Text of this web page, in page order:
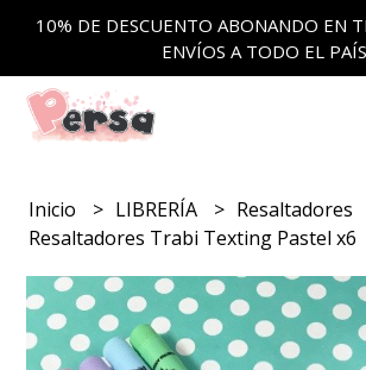
10% DE DESCUENTO ABONANDO EN
ENVÍOS A TODO EL
Inicio LIBRERÍA
Resaltadores
Resaltadores Trabi Texting Pastel x6